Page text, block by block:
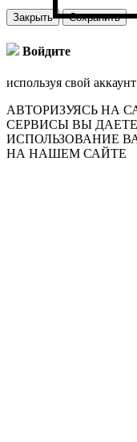
Закрыть Сохранить
Войдите
используя свой аккаунт
АВТОРИЗУЯСЬ НА
СЕРВИСЫ ВЫ
ИСПОЛЬЗОВАНИЕ
НА НАШЕМ САЙТЕ